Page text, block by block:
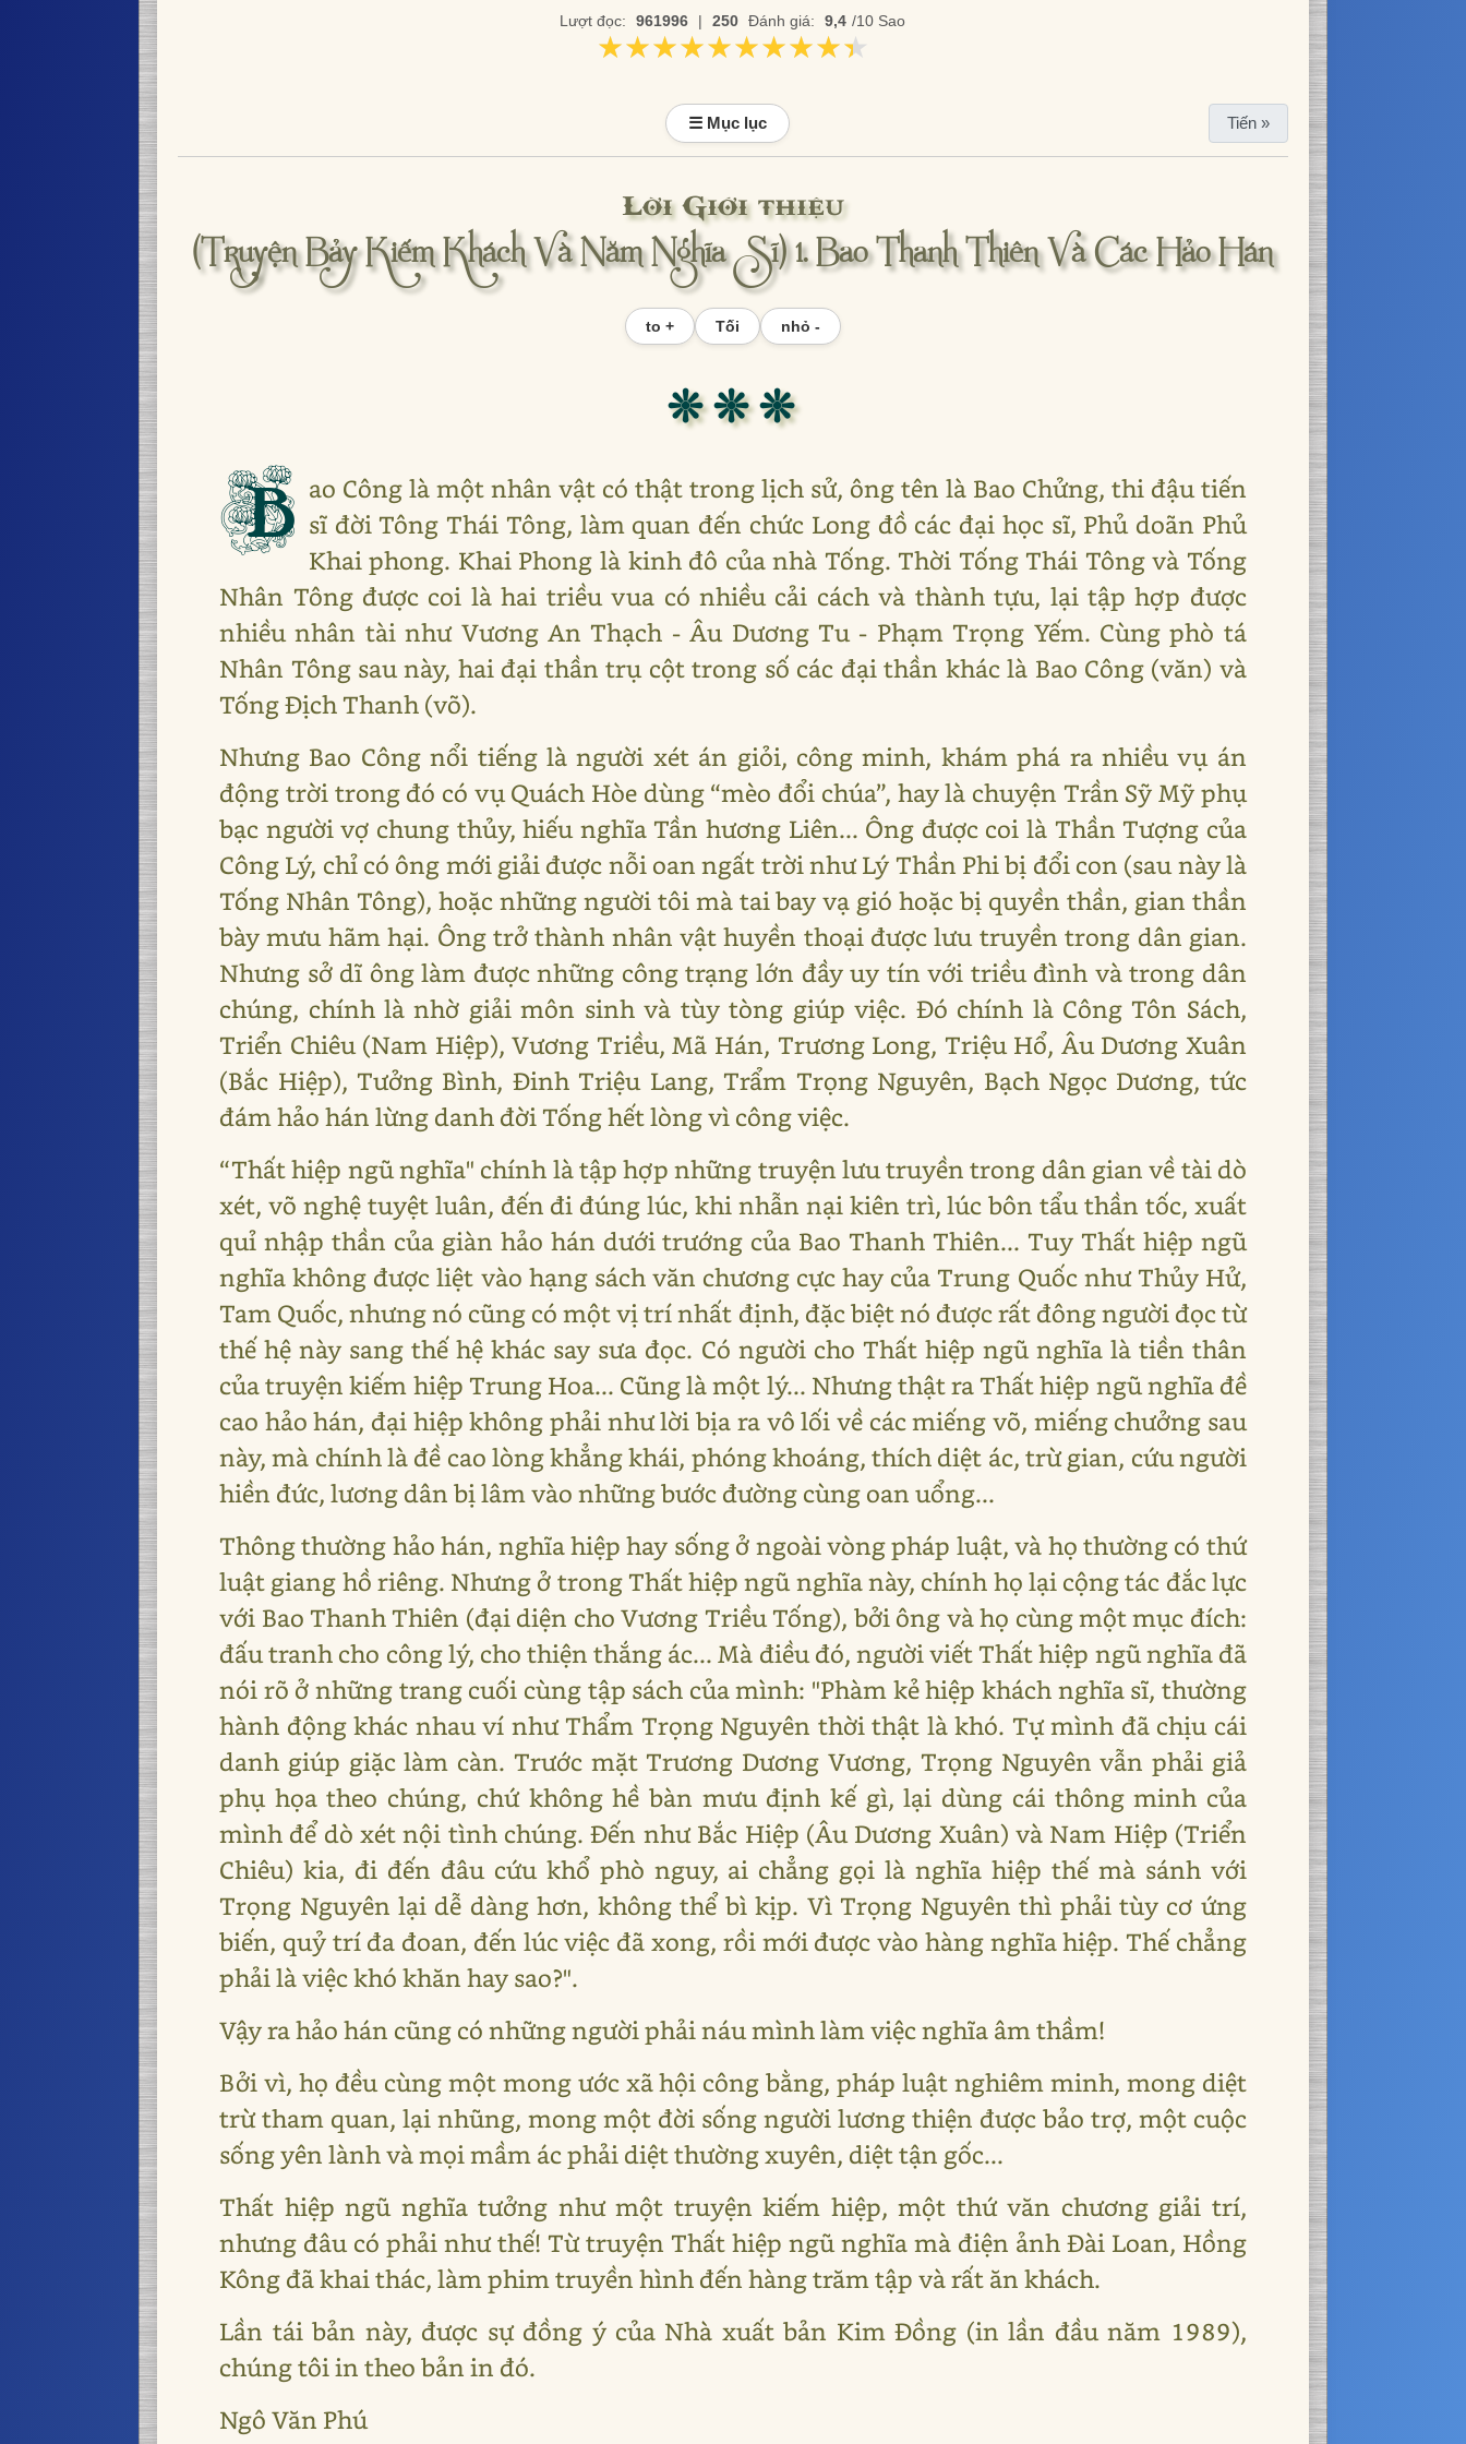
Lượt đọc: 961996 | 250 Đánh giá: 9,4 /10 Sao
★★★★★★★★★★
★★★★★★★★★★
☰ Mục lục Tiến »
Lời Giới thiệu
(Truyện Bảy Kiếm Khách Và Năm Nghĩa Sĩ) 1. Bao Thanh Thiên Và Các Hảo Hán
to + Tối nhỏ -
❊ ❊ ❊
B ao Công là một nhân vật có thật trong lịch sử, ông tên là Bao Chửng, thi đậu tiến
sĩ đời Tông Thái Tông, làm quan đến chức Long đồ các đại học sĩ, Phủ doãn Phủ
Khai phong. Khai Phong là kinh đô của nhà Tống. Thời Tống Thái Tông và Tống
Nhân Tông được coi là hai triều vua có nhiều cải cách và thành tựu, lại tập hợp được
nhiều nhân tài như Vương An Thạch - Âu Dương Tu - Phạm Trọng Yếm. Cùng phò tá
Nhân Tông sau này, hai đại thần trụ cột trong số các đại thần khác là Bao Công (văn) và
Tống Địch Thanh (võ).
Nhưng Bao Công nổi tiếng là người xét án giỏi, công minh, khám phá ra nhiều vụ án
động trời trong đó có vụ Quách Hòe dùng “mèo đổi chúa”, hay là chuyện Trần Sỹ Mỹ phụ
bạc người vợ chung thủy, hiếu nghĩa Tần hương Liên... Ông được coi là Thần Tượng của
Công Lý, chỉ có ông mới giải được nỗi oan ngất trời như Lý Thần Phi bị đổi con (sau này là
Tống Nhân Tông), hoặc những người tôi mà tai bay vạ gió hoặc bị quyền thần, gian thần
bày mưu hãm hại. Ông trở thành nhân vật huyền thoại được lưu truyền trong dân gian.
Nhưng sở dĩ ông làm được những công trạng lớn đầy uy tín với triều đình và trong dân
chúng, chính là nhờ giải môn sinh và tùy tòng giúp việc. Đó chính là Công Tôn Sách,
Triển Chiêu (Nam Hiệp), Vương Triều, Mã Hán, Trương Long, Triệu Hổ, Âu Dương Xuân
(Bắc Hiệp), Tưởng Bình, Đinh Triệu Lang, Trẩm Trọng Nguyên, Bạch Ngọc Dương, tức
đám hảo hán lừng danh đời Tống hết lòng vì công việc.
“Thất hiệp ngũ nghĩa" chính là tập hợp những truyện lưu truyền trong dân gian về tài dò
xét, võ nghệ tuyệt luân, đến đi đúng lúc, khi nhẫn nại kiên trì, lúc bôn tẩu thần tốc, xuất
quỉ nhập thần của giàn hảo hán dưới trướng của Bao Thanh Thiên... Tuy Thất hiệp ngũ
nghĩa không được liệt vào hạng sách văn chương cực hay của Trung Quốc như Thủy Hử,
Tam Quốc, nhưng nó cũng có một vị trí nhất định, đặc biệt nó được rất đông người đọc từ
thế hệ này sang thế hệ khác say sưa đọc. Có người cho Thất hiệp ngũ nghĩa là tiền thân
của truyện kiếm hiệp Trung Hoa... Cũng là một lý... Nhưng thật ra Thất hiệp ngũ nghĩa đề
cao hảo hán, đại hiệp không phải như lời bịa ra vô lối về các miếng võ, miếng chưởng sau
này, mà chính là đề cao lòng khẳng khái, phóng khoáng, thích diệt ác, trừ gian, cứu người
hiền đức, lương dân bị lâm vào những bước đường cùng oan uổng...
Thông thường hảo hán, nghĩa hiệp hay sống ở ngoài vòng pháp luật, và họ thường có thứ
luật giang hồ riêng. Nhưng ở trong Thất hiệp ngũ nghĩa này, chính họ lại cộng tác đắc lực
với Bao Thanh Thiên (đại diện cho Vương Triều Tống), bởi ông và họ cùng một mục đích:
đấu tranh cho công lý, cho thiện thắng ác... Mà điều đó, người viết Thất hiệp ngũ nghĩa đã
nói rõ ở những trang cuối cùng tập sách của mình: "Phàm kẻ hiệp khách nghĩa sĩ, thường
hành động khác nhau ví như Thẩm Trọng Nguyên thời thật là khó. Tự mình đã chịu cái
danh giúp giặc làm càn. Trước mặt Trương Dương Vương, Trọng Nguyên vẫn phải giả
phụ họa theo chúng, chứ không hề bàn mưu định kế gì, lại dùng cái thông minh của
mình để dò xét nội tình chúng. Đến như Bắc Hiệp (Âu Dương Xuân) và Nam Hiệp (Triển
Chiêu) kia, đi đến đâu cứu khổ phò nguy, ai chẳng gọi là nghĩa hiệp thế mà sánh với
Trọng Nguyên lại dễ dàng hơn, không thể bì kịp. Vì Trọng Nguyên thì phải tùy cơ ứng
biến, quỷ trí đa đoan, đến lúc việc đã xong, rồi mới được vào hàng nghĩa hiệp. Thế chẳng
phải là việc khó khăn hay sao?".
Vậy ra hảo hán cũng có những người phải náu mình làm việc nghĩa âm thầm!
Bởi vì, họ đều cùng một mong ước xã hội công bằng, pháp luật nghiêm minh, mong diệt
trừ tham quan, lại nhũng, mong một đời sống người lương thiện được bảo trợ, một cuộc
sống yên lành và mọi mầm ác phải diệt thường xuyên, diệt tận gốc...
Thất hiệp ngũ nghĩa tưởng như một truyện kiếm hiệp, một thứ văn chương giải trí,
nhưng đâu có phải như thế! Từ truyện Thất hiệp ngũ nghĩa mà điện ảnh Đài Loan, Hồng
Kông đã khai thác, làm phim truyền hình đến hàng trăm tập và rất ăn khách.
Lần tái bản này, được sự đồng ý của Nhà xuất bản Kim Đồng (in lần đầu năm 1989),
chúng tôi in theo bản in đó.
Ngô Văn Phú